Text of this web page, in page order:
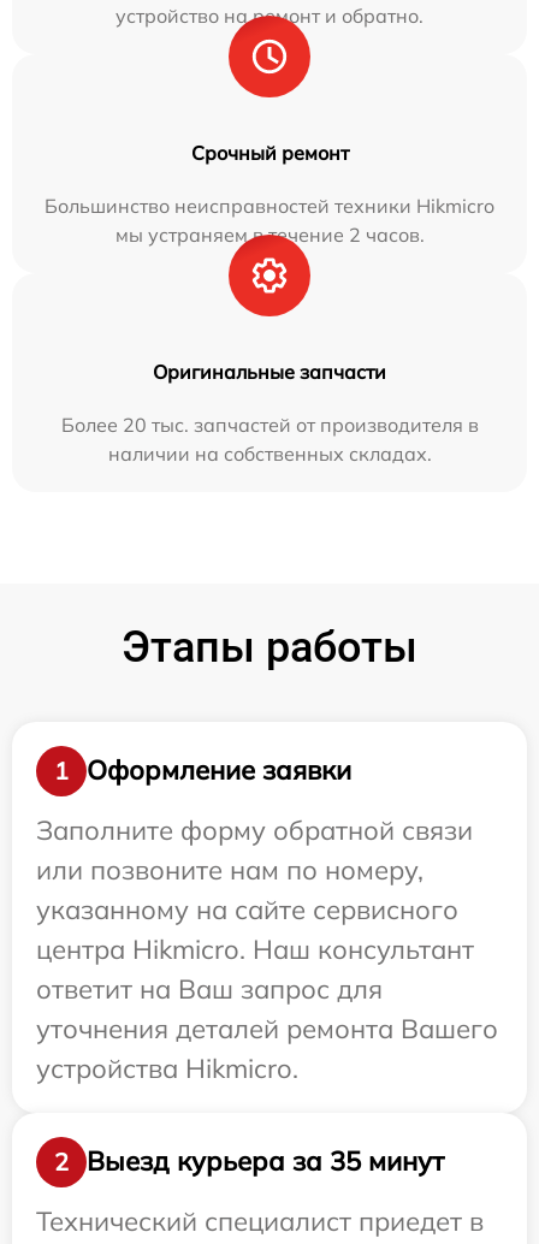
устройство на ремонт и обратно.
Срочный ремонт
Большинство неисправностей техники Hikmicro
мы устраняем в течение 2 часов.
Оригинальные запчасти
Более 20 тыс. запчастей от производителя в
наличии на собственных складах.
Этапы работы
1
Оформление заявки
Заполните форму обратной связи
или позвоните нам по номеру,
указанному на сайте сервисного
центра Hikmicro. Наш консультант
ответит на Ваш запрос для
уточнения деталей ремонта Вашего
устройства Hikmicro.
2
Выезд курьера за 35 минут
Технический специалист приедет в